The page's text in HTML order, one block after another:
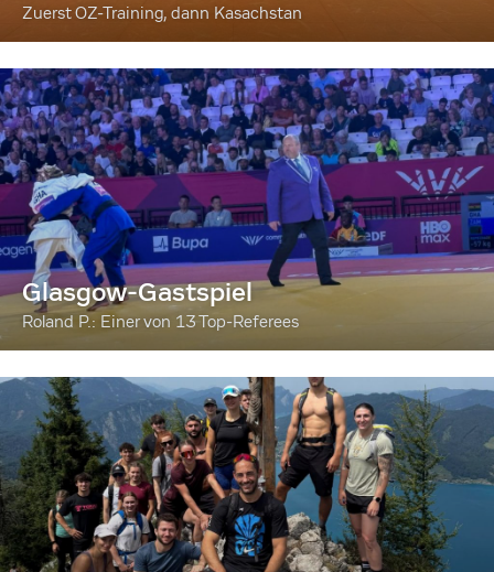
Zuerst OZ-Training, dann Kasachstan
Glasgow-Gastspiel
Roland P.: Einer von 13 Top-Referees